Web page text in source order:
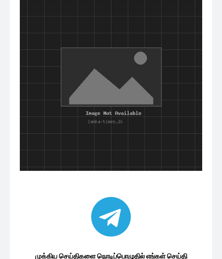
முக்கிய செய்திகளை நொடிப்பொழுதில் எங்கள் செய்தி